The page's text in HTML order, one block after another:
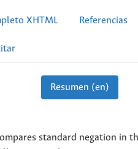
XHTML Referencias
Resumen (en)
standard negation in